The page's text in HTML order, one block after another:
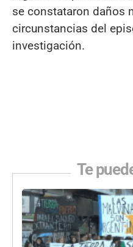
se constataron daños
circunstancias del
investigación.
Te